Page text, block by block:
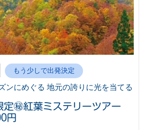
もう少しで出発決定
ンにめぐる 地元の誇りに光を当てる
㊙紅葉ミステリーツアー
円